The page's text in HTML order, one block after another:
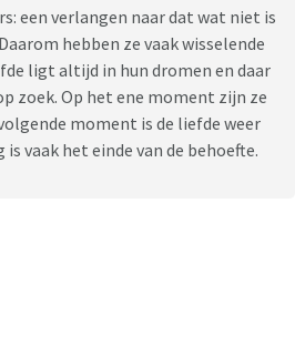
opgevoed waardoor alles
zeggen dat het een
maar maakbaar moet zijn.
op met allerlei diagnoses.
was alles autisme, toen adhd,
en hoewel die zoektoch
een verlangen naar dat wat niet is
hebben ze vaak wisselende
ligt altijd in hun dromen en daar
zoek. Op het ene moment zijn ze
moment is de liefde weer
vaak het einde van de behoefte.